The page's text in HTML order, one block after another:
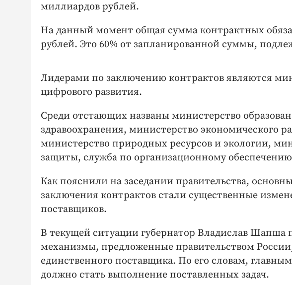
миллиардов рублей.
На данный момент общая сумма контрактных
рублей. Это 60% от запланированной суммы,
Лидерами по заключению контрактов являются
цифрового развития.
Среди отстающих названы министерство
здравоохранения, министерство экономического
министерство природных ресурсов и экологии,
защиты, служба по организационному
Как пояснили на заседании правительства,
заключения контрактов стали существенные
поставщиков.
В текущей ситуации губернатор Владислав Шапша
механизмы, предложенные правительством
единственного поставщика. По его словам,
должно стать выполнение поставленных задач.